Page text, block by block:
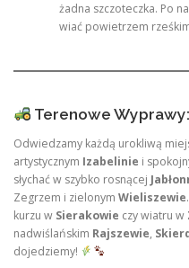
żadna szczoteczka. Po
wiać powietrzem
Terenowe
Odwiedzamy każdą urokliwą
artystycznym Izabelinie i
słychać w szybko rosnącej
Zegrzem i zielonym Wieliszewie
kurzu w Sierakowie czy wiatru w
nadwiślańskim Rajszewie,
dojedziemy!